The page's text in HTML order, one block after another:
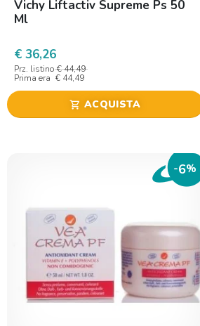
Vichy Liftactiv Supreme Ps 50
Ml
€ 36,26
Prz. listino € 44,49
Prima era € 44,49
shopping_cart ACQUISTA
-6%